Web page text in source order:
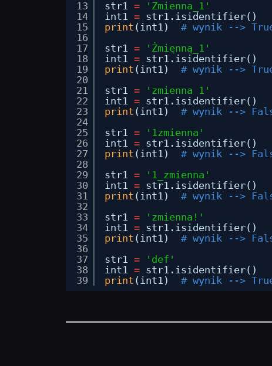
13
14
15
16
17
18
19
20
21
22
23
24
25
26
27
28
29
30
31
32
33
34
35
36
37
38
39
str1 =
'Zmienna_1'
int1 = str1.isidentifier()
print (int1) # wynik -->
str1 =
'Żmięnną_1'
int1 = str1.isidentifier()
print (int1) # wynik -->
str1 =
'zmienna 1'
int1 = str1.isidentifier()
print (int1) # wynik -->
str1 =
'1zmienna'
int1 = str1.isidentifier()
print (int1) # wynik -->
str1 =
'1_zmienna'
int1 = str1.isidentifier()
print (int1) # wynik -->
str1 =
'zmienna!'
int1 = str1.isidentifier()
print (int1) # wynik -->
str1 =
'def'
int1 = str1.isidentifier()
print (int1) # wynik -->